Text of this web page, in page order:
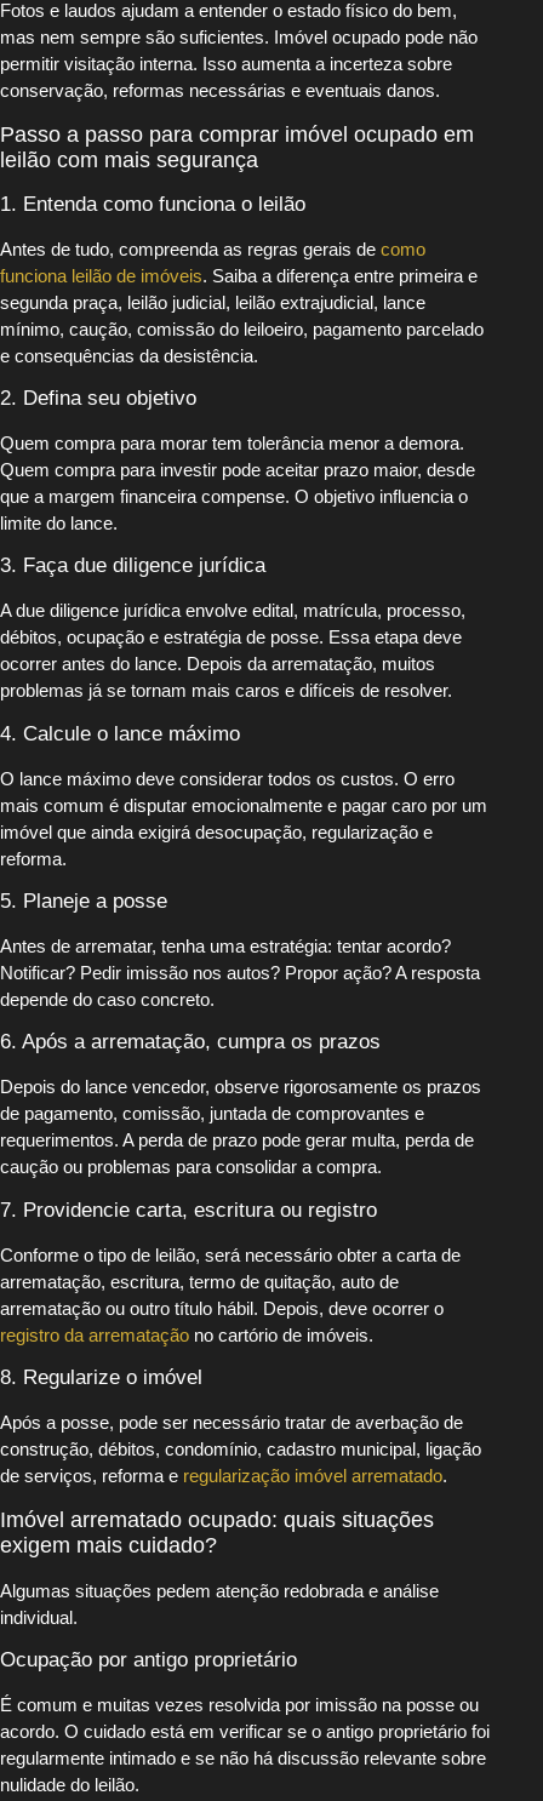
Fotos e laudos ajudam a entender o estado físico do bem,
mas nem sempre são suficientes. Imóvel ocupado pode não
permitir visitação interna. Isso aumenta a incerteza sobre
conservação, reformas necessárias e eventuais danos.
Passo a passo para comprar imóvel ocupado em
leilão com mais segurança
1. Entenda como funciona o leilão
Antes de tudo, compreenda as regras gerais de como
funciona leilão de imóveis. Saiba a diferença entre primeira e
segunda praça, leilão judicial, leilão extrajudicial, lance
mínimo, caução, comissão do leiloeiro, pagamento parcelado
e consequências da desistência.
2. Defina seu objetivo
Quem compra para morar tem tolerância menor a demora.
Quem compra para investir pode aceitar prazo maior, desde
que a margem financeira compense. O objetivo influencia o
limite do lance.
3. Faça due diligence jurídica
A due diligence jurídica envolve edital, matrícula, processo,
débitos, ocupação e estratégia de posse. Essa etapa deve
ocorrer antes do lance. Depois da arrematação, muitos
problemas já se tornam mais caros e difíceis de resolver.
4. Calcule o lance máximo
O lance máximo deve considerar todos os custos. O erro
mais comum é disputar emocionalmente e pagar caro por um
imóvel que ainda exigirá desocupação, regularização e
reforma.
5. Planeje a posse
Antes de arrematar, tenha uma estratégia: tentar acordo?
Notificar? Pedir imissão nos autos? Propor ação? A resposta
depende do caso concreto.
6. Após a arrematação, cumpra os prazos
Depois do lance vencedor, observe rigorosamente os prazos
de pagamento, comissão, juntada de comprovantes e
requerimentos. A perda de prazo pode gerar multa, perda de
caução ou problemas para consolidar a compra.
7. Providencie carta, escritura ou registro
Conforme o tipo de leilão, será necessário obter a carta de
arrematação, escritura, termo de quitação, auto de
arrematação ou outro título hábil. Depois, deve ocorrer o
registro da arrematação no cartório de imóveis.
8. Regularize o imóvel
Após a posse, pode ser necessário tratar de averbação de
construção, débitos, condomínio, cadastro municipal, ligação
de serviços, reforma e regularização imóvel arrematado.
Imóvel arrematado ocupado: quais situações
exigem mais cuidado?
Algumas situações pedem atenção redobrada e análise
individual.
Ocupação por antigo proprietário
É comum e muitas vezes resolvida por imissão na posse ou
acordo. O cuidado está em verificar se o antigo proprietário foi
regularmente intimado e se não há discussão relevante sobre
nulidade do leilão.